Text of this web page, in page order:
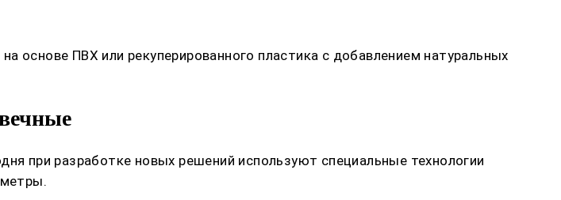
ПВХ или рекуперированного пластика с добавлением натуральных
при разработке новых решений используют специальные технологии